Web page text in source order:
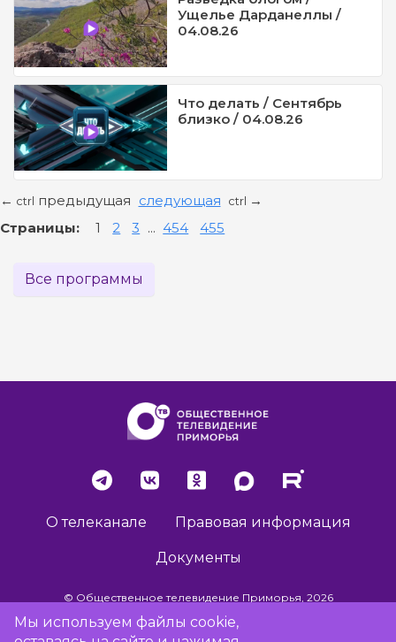
Ущелье Дарданеллы /
04.08.26
Что делать / Сентябрь
близко / 04.08.26
← ctrl предыдущая следующая ctrl →
Страницы: 1 2 3 ... 454 455
Все программы
О телеканале Правовая информация
Документы
© Общественное телевидение Приморья, 2026
Мы используем файлы cookie,